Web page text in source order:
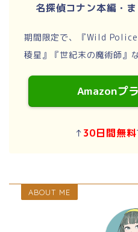
名探偵コナン本編・
期間限定で、『Wild
稜星』『世紀末の魔術師』
Amazonプ
↑ 30日間無料
ABOUT ME